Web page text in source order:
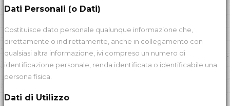
Dati Personali (o Dati)
Costituisce dato personale qualunque informazione che,
direttamente o indirettamente, anche in collegamento con
qualsiasi altra informazione, ivi compreso un numero di
identificazione personale, renda identificata o identificabile una
persona fisica.
Dati di Utilizzo